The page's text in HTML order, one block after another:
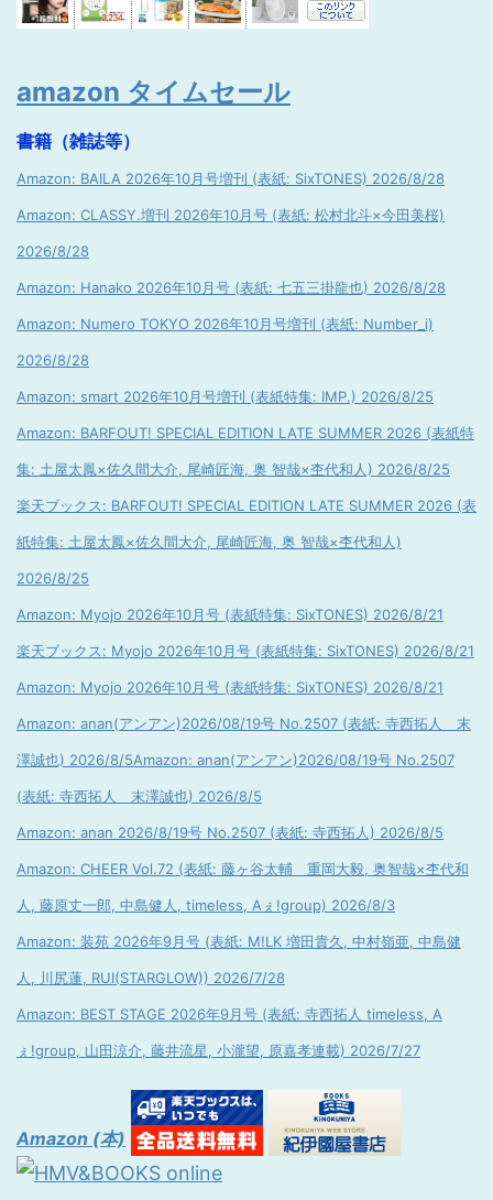
amazon タイムセール
書籍（雑誌等）
Amazon: BAILA 2026年10月号増刊 (表紙: SixTONES) 2026/8/28
Amazon: CLASSY.増刊 2026年10月号 (表紙: 松村北斗×今田美桜)
2026/8/28
Amazon: Hanako 2026年10月号 (表紙: 七五三掛龍也) 2026/8/28
Amazon: Numero TOKYO 2026年10月号増刊 (表紙: Number_i)
2026/8/28
Amazon: smart 2026年10月号増刊 (表紙特集: IMP.) 2026/8/25
Amazon: BARFOUT! SPECIAL EDITION LATE SUMMER 2026 (表紙特
集: 土屋太鳳×佐久間大介, 尾崎匠海, 奥 智哉×杢代和人) 2026/8/25
楽天ブックス: BARFOUT! SPECIAL EDITION LATE SUMMER 2026 (表
紙特集: 土屋太鳳×佐久間大介, 尾崎匠海, 奥 智哉×杢代和人)
2026/8/25
Amazon: Myojo 2026年10月号 (表紙特集: SixTONES) 2026/8/21
楽天ブックス: Myojo 2026年10月号 (表紙特集: SixTONES) 2026/8/21
Amazon: Myojo 2026年10月号 (表紙特集: SixTONES) 2026/8/21
Amazon: anan(アンアン)2026/08/19号 No.2507 (表紙: 寺西拓人 末
澤誠也) 2026/8/5Amazon: anan(アンアン)2026/08/19号 No.2507
(表紙: 寺西拓人 末澤誠也) 2026/8/5
Amazon: anan 2026/8/19号 No.2507 (表紙: 寺西拓人) 2026/8/5
Amazon: CHEER Vol.72 (表紙: 藤ヶ谷太輔 重岡大毅, 奥智哉×杢代和
人, 藤原丈一郎, 中島健人, timeless, Aぇ!group) 2026/8/3
Amazon: 装苑 2026年9月号 (表紙: M!LK 増田貴久, 中村嶺亜, 中島健
人, 川尻蓮, RUI(STARGLOW)) 2026/7/28
Amazon: BEST STAGE 2026年9月号 (表紙: 寺西拓人 timeless, A
ぇ!group, 山田涼介, 藤井流星, 小瀧望, 原嘉孝連載) 2026/7/27
Amazon (本)